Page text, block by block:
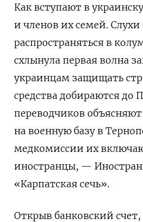
Как вступают в
и членов их семей.
распространяться в
схлынула первая волна
украинцам защищать
средства добираются
переводчиков
на военную базу в
медкомиссии их
иностранцы, —
«Карпатская сечь».
Открыв банковский